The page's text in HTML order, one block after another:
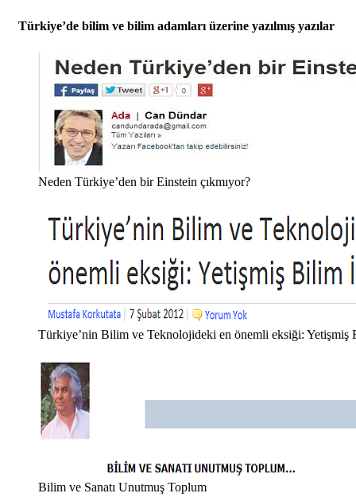
Türkiye’de bilim ve bilim adamları üzerine yazılmış yazılar
Neden Türkiye’den bir Einstein çıkmıyor?
Türkiye’nin Bilim ve Teknolojideki en önemli eksiği: Yetişmiş
Bilim ve Sanatı Unutmuş Toplum